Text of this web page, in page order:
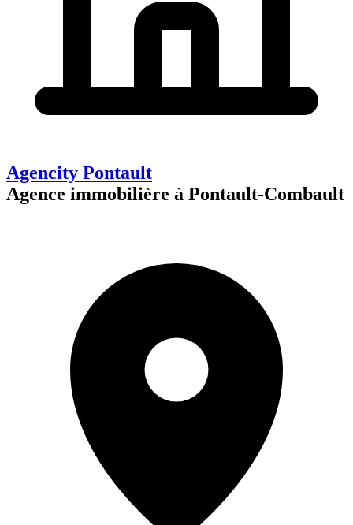
Agencity Pontault
Agence immobilière à Pontault-Combault